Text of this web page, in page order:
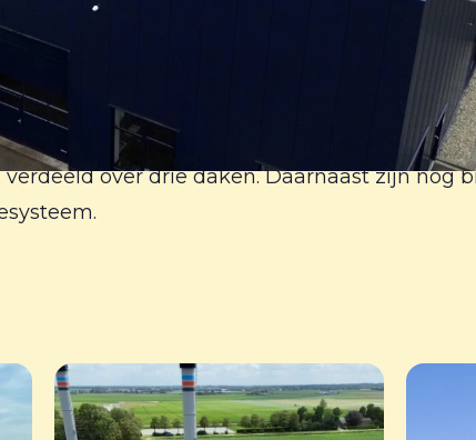
Supra montagesystemen geplaatst bij de
over drie daken. Daarnaast zijn nog